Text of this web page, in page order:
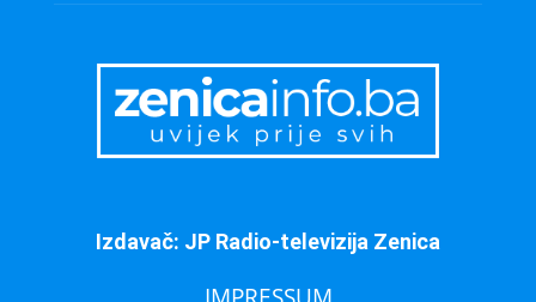
Izdavač: JP Radio-televizija Zenica